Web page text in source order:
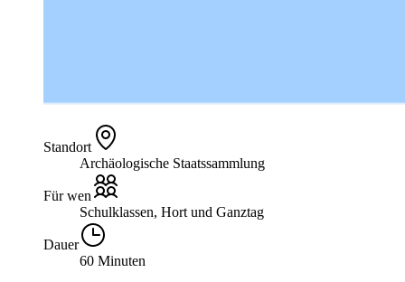
Standort
Archäologische Staatssammlung
Für wen
Schulklassen, Hort und Ganztag
Dauer
60 Minuten